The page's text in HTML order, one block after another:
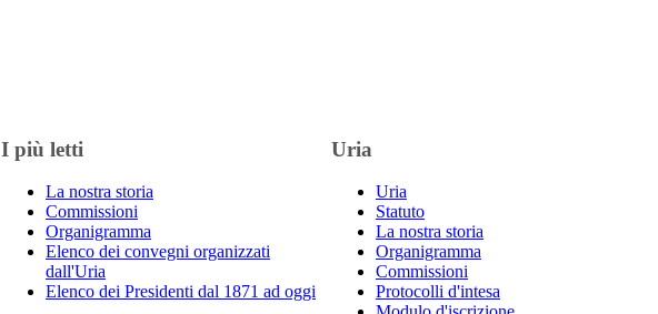
I più letti
La nostra storia
Commissioni
Organigramma
Elenco dei convegni organizzati
dall'Uria
Elenco dei Presidenti dal 1871 ad oggi
Uria
Uria
Statuto
La nostra storia
Organigramma
Commissioni
Protocolli d'intesa